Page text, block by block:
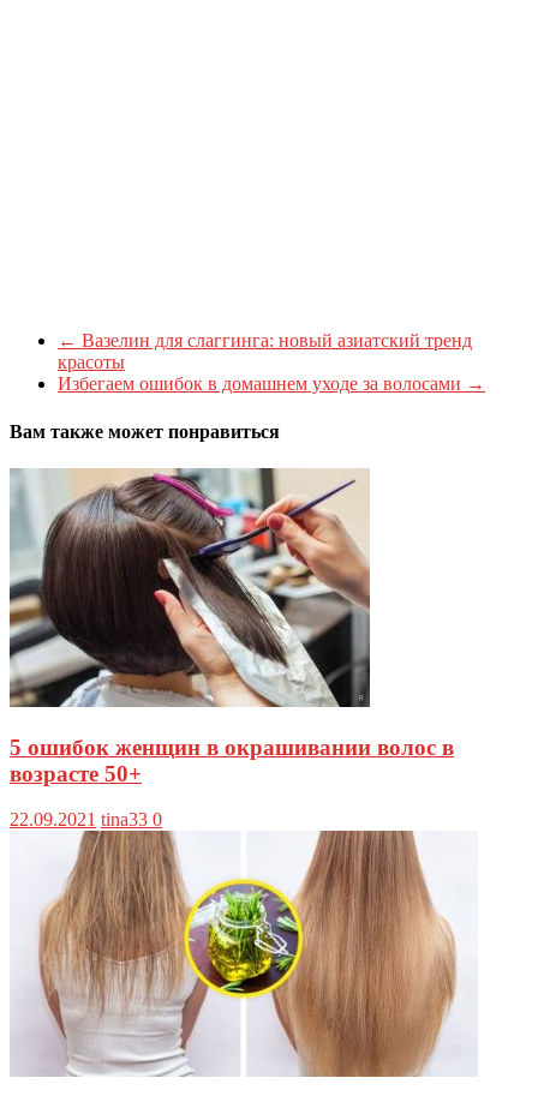
← Вазелин для слаггинга: новый азиатский тренд
красоты
Избегаем ошибок в домашнем уходе за волосами →
Вам также может понравиться
5 ошибок женщин в окрашивании волос в
возрасте 50+
22.09.2021 tina33 0